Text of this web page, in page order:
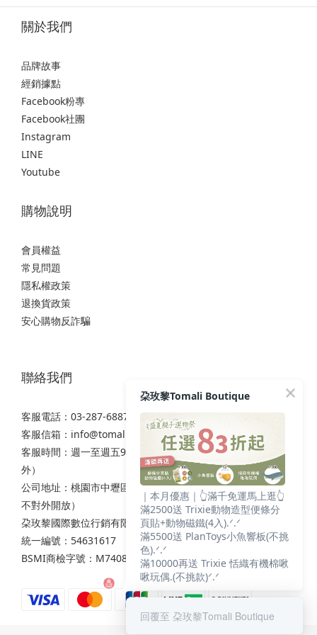
關於我們
品牌故事
經銷據點
Facebook粉專
Facebook社團
Instagram
LINE
Youtube
購物說明
會員權益
常見問題
隱私權政策
退換貨政策
安心購物反詐騙
聯絡我們
客服電話：03-287-6887
客服信箱： info@tomali.com.tw
客服時間：週一至週五9:00-12:00 / 13:00-17:00（國定假日除
外）
公司地址：桃園市中壢區西園路111之2號7樓（非實體店面，
不對外開放）
朶玫黎國際數位行銷有限公司
統一編號：54631617
BSMI商檢字號：M74086
朶玫黎Tomali Boutique
｜本月優惠｜👆滿千免運馬上逛👆
滿2500送 Trixie動物造型便條分
頁貼+動物磁鐵(4入).ᐟ.ᐟ
滿5500送 PlanToys小魚響板(不挑
色).ᐟ.ᐟ
滿10000再送 Trixie 恬織有機棉啾
啾玩偶.(不挑款)ᐟ.ᐟ
回覆至 朶玫黎Tomali Boutique